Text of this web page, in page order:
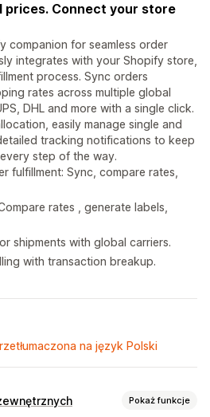
prices. Connect your store
companion for seamless order
integrates with your Shopify store,
process. Sync orders
rates across multiple global
DHL and more with a single click.
easily manage single and
tracking notifications to keep
step of the way.
fulfillment: Sync, compare rates,
rates , generate labels,
shipments with global carriers.
with transaction breakup.
na język Polski
Pokaż funkcje